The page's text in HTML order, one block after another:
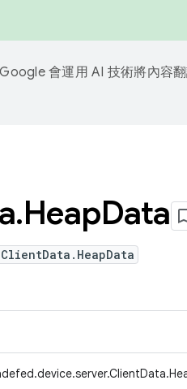
Google 會運用 AI 技術將內容
.HeapData